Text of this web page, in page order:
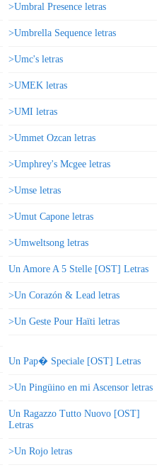
>Umbral Presence letras
>Umbrella Sequence letras
>Umc's letras
>UMEK letras
>UMI letras
>Ummet Ozcan letras
>Umphrey's Mcgee letras
>Umse letras
>Umut Capone letras
>Umweltsong letras
Un Amore A 5 Stelle [OST] Letras
>Un Corazón & Lead letras
>Un Geste Pour Haïti letras
Un Pap� Speciale [OST] Letras
>Un Pingüino en mi Ascensor letras
Un Ragazzo Tutto Nuovo [OST]
Letras
>Un Rojo letras